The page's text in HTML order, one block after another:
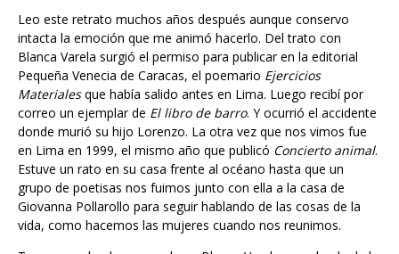
Leo este retrato muchos años después aunque conservo
intacta la emoción que me animó hacerlo. Del trato con
Blanca Varela surgió el permiso para publicar en la editorial
Pequeña Venecia de Caracas, el poemario Ejercicios
Materialesque había salido antes en Lima. Luego recibí por
correo un ejemplar de El libro de barro. Y ocurrió el accidente
donde murió su hijo Lorenzo. La otra vez que nos vimos fue
en Lima en 1999, el mismo año que publicó Concierto animal.
Estuve un rato en su casa frente al océano hasta que un
grupo de poetisas nos fuimos junto con ella a la casa de
Giovanna Pollarollo para seguir hablando de las cosas de la
vida, como hacemos las mujeres cuando nos reunimos.